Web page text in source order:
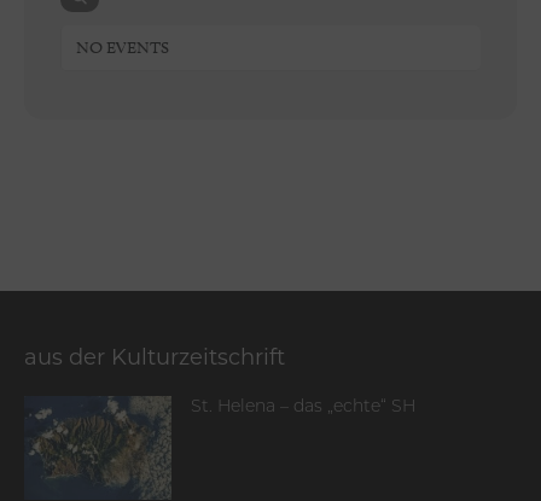
NO EVENTS
aus der Kulturzeitschrift
St. Helena – das „echte“ SH